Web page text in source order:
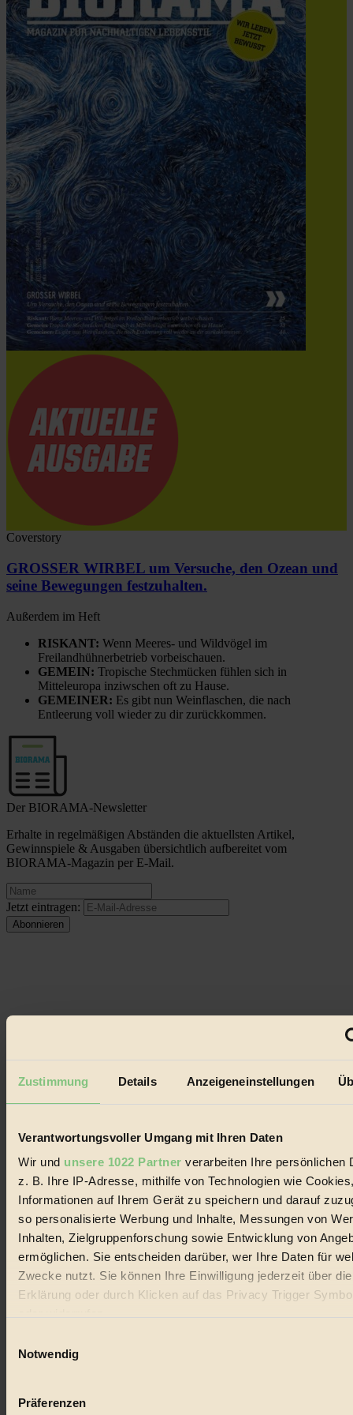
Zustimmung Details Anzeigeneinstellungen
Verantwortungsvoller Umgang mit Ihren Daten
Wir und unsere 1022 Partner verarbeiten Ihre persönlichen
z. B. Ihre IP-Adresse, mithilfe von Technologien wie
Informationen auf Ihrem Gerät zu speichern und darauf
so personalisierte Werbung und Inhalte, Messungen von
Inhalten, Zielgruppenforschung sowie Entwicklung von
ermöglichen. Sie entscheiden darüber, wer Ihre Daten für
Zwecke nutzt. Sie können Ihre Einwilligung jederzeit über
Erklärung oder durch Klicken auf das Privacy Trigger
Wenn Sie es erlauben, würden wir auch gerne:
Ihr Gerät durch aktives Scannen nach bestimmten
Notwendig
Präferenzen
Coverstory
GROSSER WIRBEL um Versuche, den Ozean und
seine Bewegungen festzuhalten.
Außerdem im Heft
RISKANT: Wenn Meeres- und Wildvögel im
Freilandhühnerbetrieb vorbeischauen.
GEMEIN: Tropische Stechmücken fühlen sich in
Mitteleuropa inziwschen oft zu Hause.
GEMEINER: Es gibt nun Weinflaschen, die nach
Entleerung voll wieder zu dir zurückkommen.
Der BIORAMA-Newsletter
Erhalte in regelmäßigen Abständen die aktuellsten Artikel,
Gewinnspiele & Ausgaben übersichtlich aufbereitet vom
BIORAMA-Magazin per E-Mail.
Jetzt eintragen:
© 2026 Biorama GmbH
Datenschutz
Mediadaten
Biorama steht für einen nachhaltigen Lebensstil und bewussten
und Produkte, ein Leitfaden im schnell wachsenden Markt des
Handels mit Bioprodukten, des Fair-Trade sowie der Branche
alternativer Energien.
Social Media
22.601 Fans auf Facebook
3.415 Follower auf Twitter
Folge uns auf Instagram
Themen
Bio
#
Nachhaltigkeit